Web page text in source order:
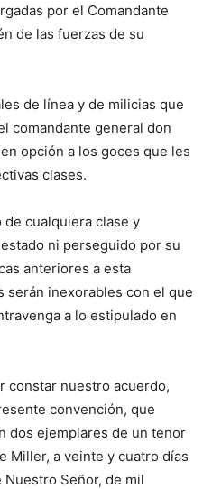
por el Comandante
de las fuerzas de su
de línea y de milicias que
comandante general don
opción a los goces que les
clases.
cualquiera clase y
ni perseguido por su
anteriores a esta
serán inexorables con el que
a lo estipulado en
constar nuestro acuerdo,
convención, que
dos ejemplares de un tenor
Miller, a veinte y cuatro días
Señor, de mil